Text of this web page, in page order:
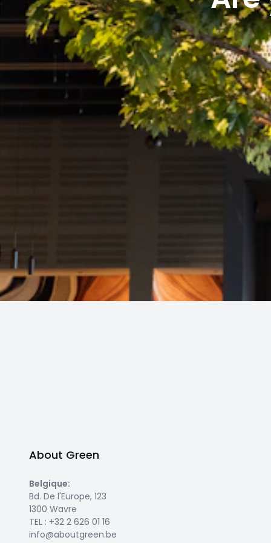
About Green
Belgique:
Bd. De l'Europe, 123
1300 Wavre
TEL : +32 2 626 01 16
info@aboutgreen.be